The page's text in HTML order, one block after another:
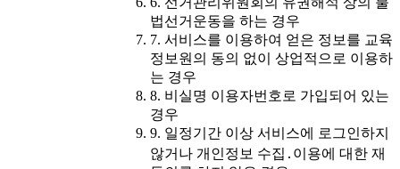
법선거운동을 하는 경우
7. 서비스를 이용하여 얻은 정보를 교육
정보원의 동의 없이 상업적으로 이용하
는 경우
8. 비실명 이용자번호로 가입되어 있는
경우
9. 일정기간 이상 서비스에 로그인하지
않거나 개인정보 수집․이용에 대한 재